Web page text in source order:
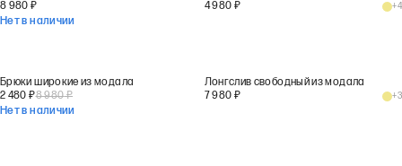
8 980 ₽
Нет в наличии
4 980 ₽ +4
Брюки широкие из модала
2 480 ₽8 980₽
Нет в наличии
Лонгслив свободный из модала
7 980 ₽ +3